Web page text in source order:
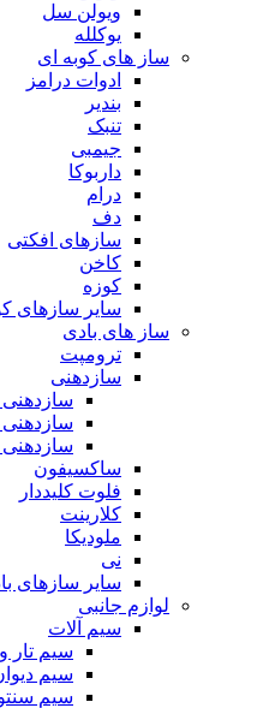
ویولن سل
یوکلله
ساز های کوبه ای
ادوات درامز
بندیر
تنبک
جیمبی
داربوکا
درام
دف
سازهای افکتی
کاخن
کوزه
سایر سازهای
ساز های بادی
ترومپت
سازدهنی
سازدهنی
سازدهنی
سازدهنی
ساکسیفون
فلوت کلیددار
کلارینت
ملودیکا
نی
سایر سازهای
لوازم جانبی
سیم آلات
سیم تار
سیم
سیم